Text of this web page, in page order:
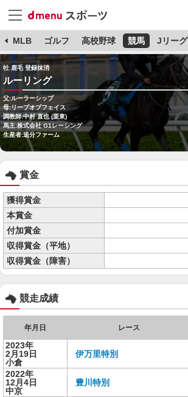
MLB ゴルフ 高校野球 競馬 Jリーグ
牡 鹿毛 登録抹消
ルーリング
父:ルーラーシップ
母:リープオブフェイス
調教師:中村 直也 (栗東)
馬主:株式会社 G1レーシング
生産者:追分ファーム
賞金
獲得賞金
本賞金
付加賞金
収得賞金（平地）
収得賞金（障害）
競走成績
年月日 レース
2023年
2月19日
小倉
伊万里特別
2022年
12月4日
中京
豊川特別